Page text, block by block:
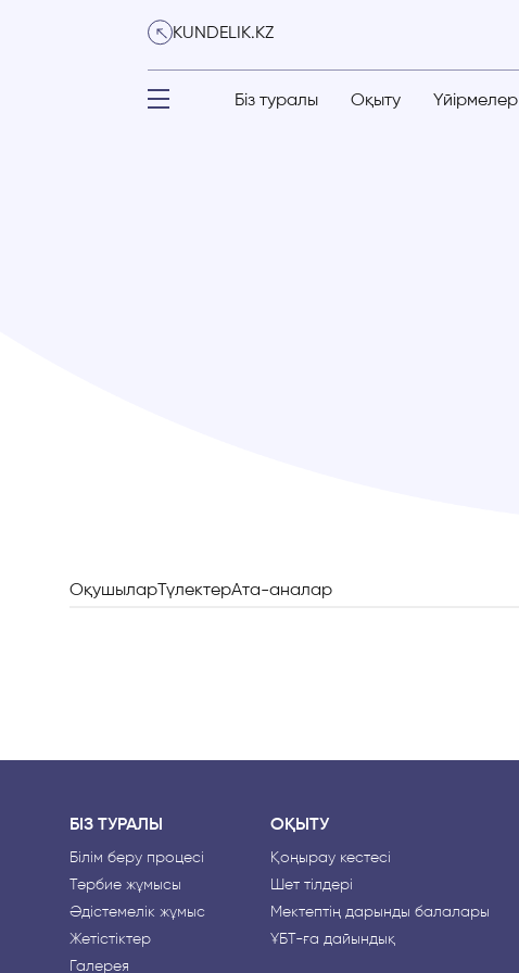
KUNDELIK.KZ
Біз туралы Оқыту Үйірмелер
ОқушыларТүлектерАта-аналар
БІЗ ТУРАЛЫ
Білім беру процесі
Тәрбие жұмысы
Әдістемелік жұмыс
Жетістіктер
Галерея
ОҚЫТУ
Қоңырау кестесі
Шет тілдері
Мектептің дарынды балалары
ҰБТ-ға дайындық